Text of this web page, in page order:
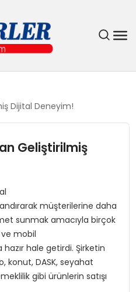
Dijital Deneyim!
Geliştirilmiş
müşterilerine daha
sunmak amacıyla birçok
mobil
hale getirdi. Şirketin
konut, DASK, seyahat
gibi ürünlerin satışı